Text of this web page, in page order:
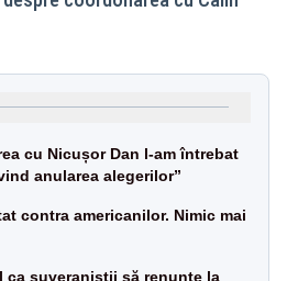
cu Nicușor Dan l-am întrebat
anularea alegerilor”
contra americanilor. Nimic mai
ca suveraniștii să renunțe la